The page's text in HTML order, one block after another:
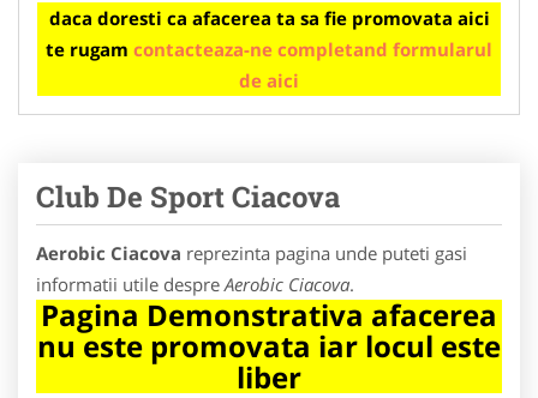
daca doresti ca afacerea ta sa fie promovata aici
te rugam contacteaza-ne completand formularul
de aici
Club De Sport Ciacova
Aerobic Ciacova reprezinta pagina unde puteti gasi
informatii utile despre Aerobic Ciacova.
Pagina Demonstrativa afacerea
nu este promovata iar locul este
liber